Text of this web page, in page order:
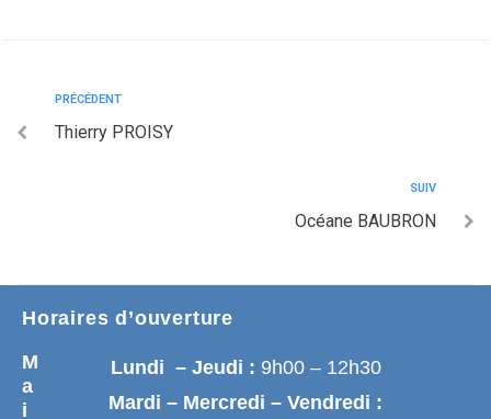
PRÉCÉDENT
Thierry PROISY
SUIV
Océane BAUBRON
M
a
i
Horaires d’ouverture
Lundi – Jeudi : 9h00 – 12h30
Mardi – Mercredi – Vendredi :